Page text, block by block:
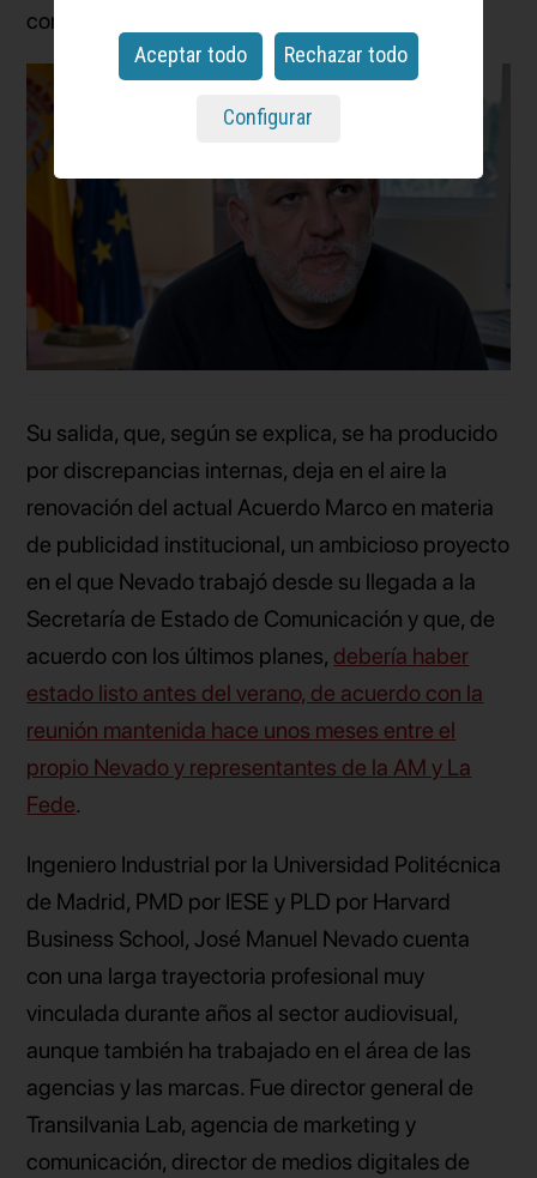
confirmar
Su salida, que, según se explica, se ha producido
por discrepancias internas, deja en el aire la
renovación del actual Acuerdo Marco en materia
de publicidad institucional, un ambicioso proyecto
en el que Nevado trabajó desde su llegada a la
Secretaría de Estado de Comunicación y que, de
acuerdo con los últimos planes, debería haber
estado listo antes del verano, de acuerdo con la
reunión mantenida hace unos meses entre el
propio Nevado y representantes de la AM y La
Fede.
Ingeniero Industrial por la Universidad Politécnica
de Madrid, PMD por IESE y PLD por Harvard
Business School, José Manuel Nevado cuenta
con una larga trayectoria profesional muy
vinculada durante años al sector audiovisual,
aunque también ha trabajado en el área de las
agencias y las marcas. Fue director general de
Transilvania Lab, agencia de marketing y
comunicación, director de medios digitales de
Aceptar todo Rechazar todo
Configurar